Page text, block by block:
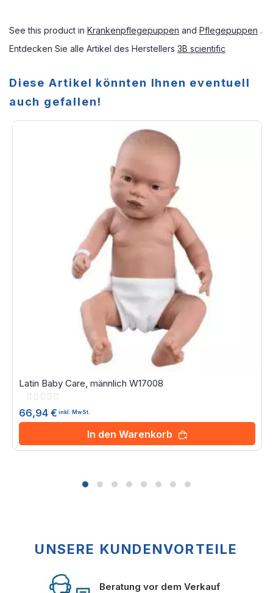
See this product in Krankenpflegepuppen and Pflegepuppen .
Entdecken Sie alle Artikel des Herstellers 3B scientific
Diese Artikel könnten Ihnen eventuell
auch gefallen!
Latin Baby Care, männlich W17008
Rating:
66,94 € inkl. MwSt.
In den Warenkorb
UNSERE KUNDENVORTEILE
Beratung vor dem Verkauf